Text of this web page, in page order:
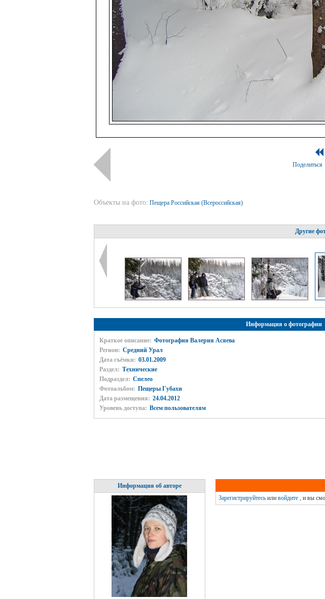
Поделиться
Объекты на фото: Пещера Российская (Всероссийская)
Другие
Информация о фотографии
Краткое описание: Фотография Валерия Асяева
Регион: Средний Урал
Дата съёмки: 03.01.2009
Раздел: Технические
Подраздел: Спелео
Фотоальбом: Пещеры Губахи
Дата размещения: 24.04.2012
Уровень доступа: Всем пользователям
Информация об авторе
Зарегистрируйтесьили войдите, и вы